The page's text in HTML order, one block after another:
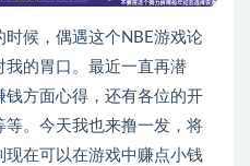
候，偶遇这个NBE游戏论
的胃口。最近一直再潜
方面心得，还有各位的开
。今天我也来撸一发，将
在可以在游戏中赚点小钱